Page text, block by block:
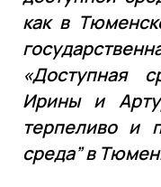
как в
«Доступная
Ирины и
терпеливо и
среда” в